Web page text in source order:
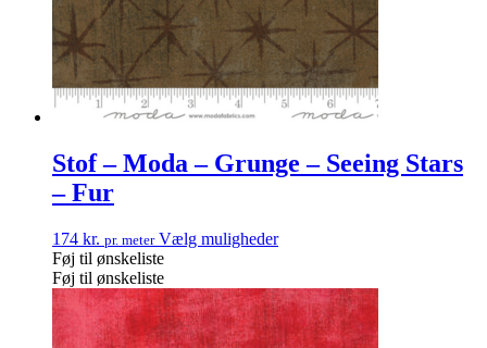
Stof – Moda – Grunge – Seeing Stars
– Fur
174 kr. pr. meter Vælg muligheder
Føj til ønskeliste
Føj til ønskeliste